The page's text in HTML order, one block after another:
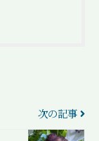
次の記事